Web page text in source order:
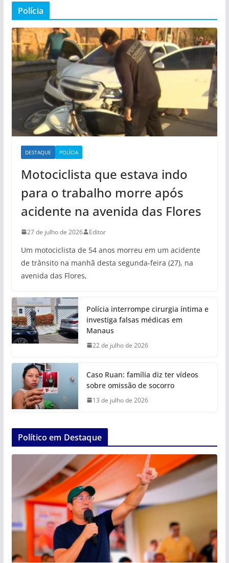
Polícia
DESTAQUE POLÍCIA
Motociclista que estava indo
para o trabalho morre após
acidente na avenida das Flores
27 de julho de 2026 Editor
Um motociclista de 54 anos morreu em um acidente
de trânsito na manhã desta segunda-feira (27), na
avenida das Flores,
Polícia interrompe cirurgia íntima e
investiga falsas médicas em
Manaus
22 de julho de 2026
Caso Ruan: família diz ter vídeos
sobre omissão de socorro
13 de julho de 2026
Político em Destaque